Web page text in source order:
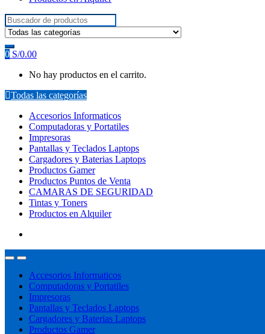
Search
for:
0 S/0.00
No hay productos en el carrito.
Todas las categorías
Accesorios Informaticos
Computadoras y Portatiles
Impresoras
Pantallas y Teclados Laptops
Cargadores y Baterias Laptops
Productos Gamer
Productos Puntos de Venta
CAMARAS DE SEGURIDAD
Tintas y Toners
Productos en Alquiler
Accesorios Informaticos
Computadoras y Portatiles
Impresoras
Pantallas y Teclados Laptops
Cargadores y Baterias Laptops
Productos Gamer